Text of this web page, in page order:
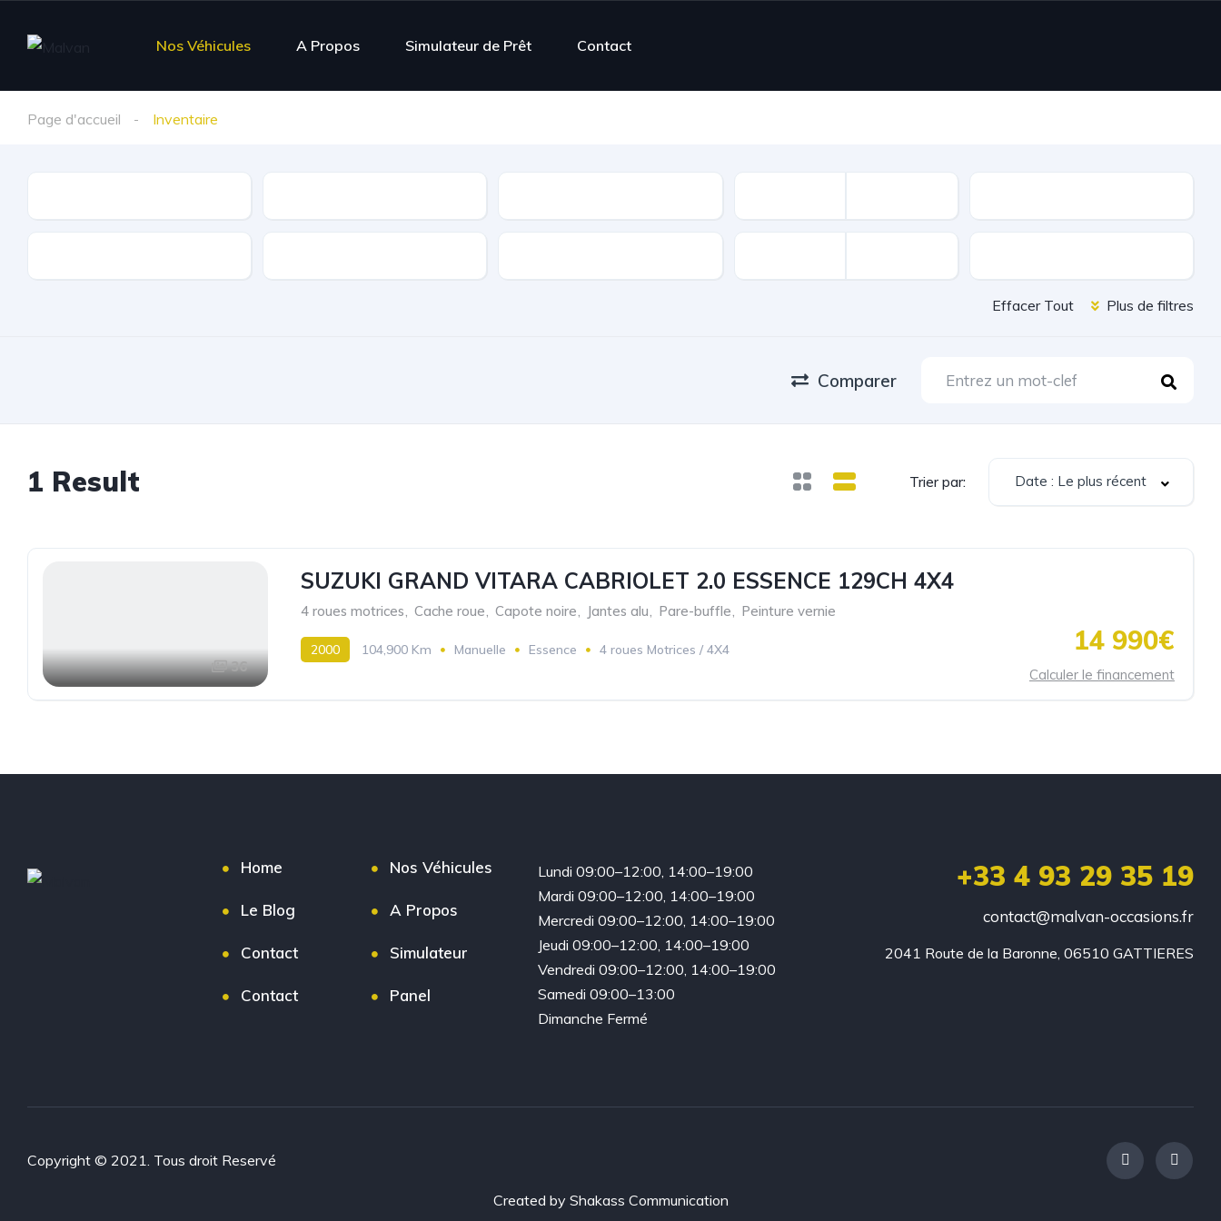
Nos Véhicules A Propos Simulateur de Prêt Contact
Page d'accueil Inventaire
Effacer Tout Plus de filtres
Comparer
1 Result Trier par: Date : Le plus récent
36
SUZUKI GRAND VITARA CABRIOLET 2.0 ESSENCE 129CH 4X4
4 roues motrices, Cache roue, Capote noire, Jantes alu, Pare-buffle, Peinture vernie
2000 104,900 Km Manuelle Essence 4 roues Motrices / 4X4 14 990€
Calculer le financement
Home Nos Véhicules
Le Blog A Propos
Contact Simulateur
Contact Panel
Lundi 09:00–12:00, 14:00–19:00
Mardi 09:00–12:00, 14:00–19:00
Mercredi 09:00–12:00, 14:00–19:00
Jeudi 09:00–12:00, 14:00–19:00
Vendredi 09:00–12:00, 14:00–19:00
Samedi 09:00–13:00
Dimanche Fermé
+33 4 93 29 35 19
contact@malvan-occasions.fr
2041 Route de la Baronne, 06510 GATTIERES
Copyright © 2021. Tous droit Reservé
Created by Shakass Communication